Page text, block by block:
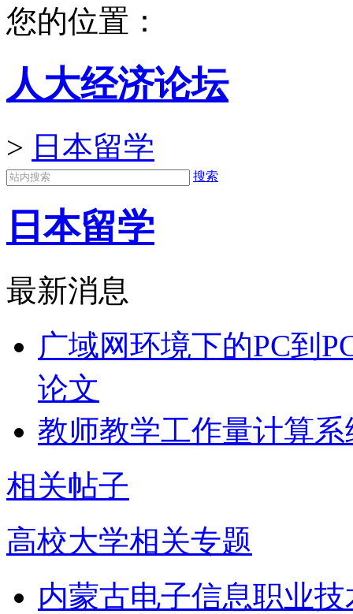
您的位置：
人大经济论坛
> 日本留学
搜索
日本留学
最新消息
广域网环境下的PC到
论文
教师教学工作量计算
相关帖子
高校大学相关专题
内蒙古电子信息职业